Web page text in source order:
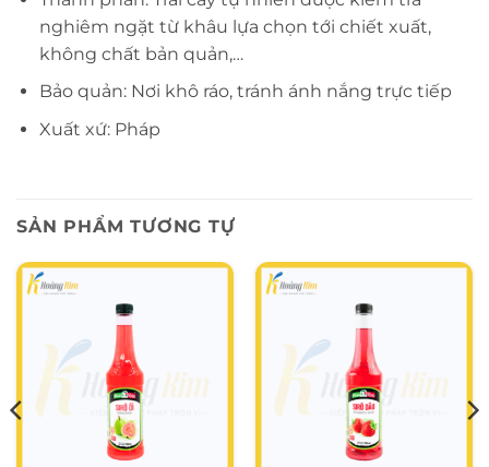
nghiêm ngặt từ khâu lựa chọn tới chiết xuất,
không chất bản quản,…
Bảo quản: Nơi khô ráo, tránh ánh nắng trực tiếp
Xuất xứ: Pháp
SẢN PHẨM TƯƠNG TỰ